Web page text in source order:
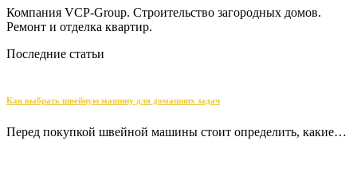
Компания VCP-Group. Строительство загородных домов.
Ремонт и отделка квартир.
Последние статьи
Как выбрать швейную машину для домашних задач
Перед покупкой швейной машины стоит определить, какие…